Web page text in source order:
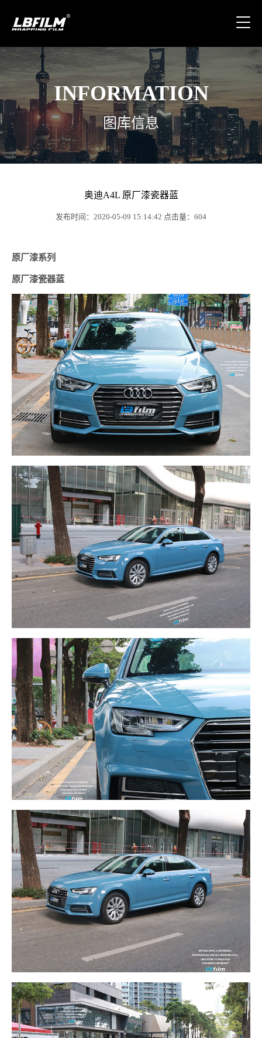
INFORMATION
图库信息
奥迪A4L 原厂漆瓷器蓝
发布时间：2020-05-09 15:14:42 点击量：604
原厂漆系列
原厂漆瓷器蓝